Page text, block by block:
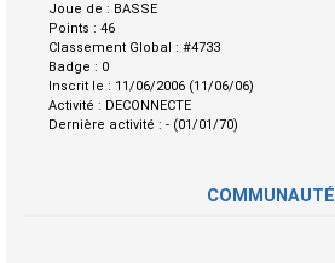
Joue de : BASSE
Points : 46
Classement Global : #4733
Badge : 0
Inscrit le : 11/06/2006 (11/06/06)
Activité : DECONNECTE
Dernière activité : - (01/01/70)
COMMUNAUTÉ